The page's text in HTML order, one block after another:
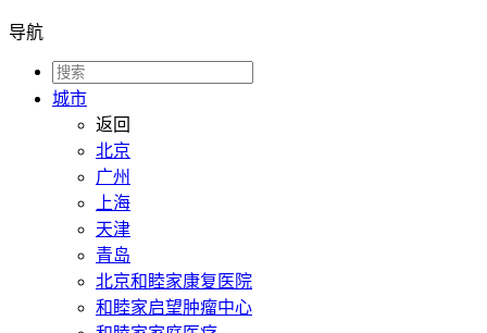
导航
城市
返回
北京
广州
上海
天津
青岛
北京和睦家康复医院
和睦家启望肿瘤中心